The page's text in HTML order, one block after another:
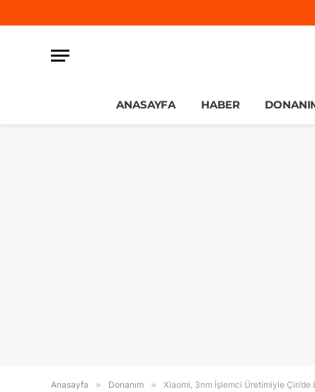
ANASAYFA HABER
Anasayfa » Donanım » Xiaomi, 3nm İşlemci Üretimiyle Çin’de